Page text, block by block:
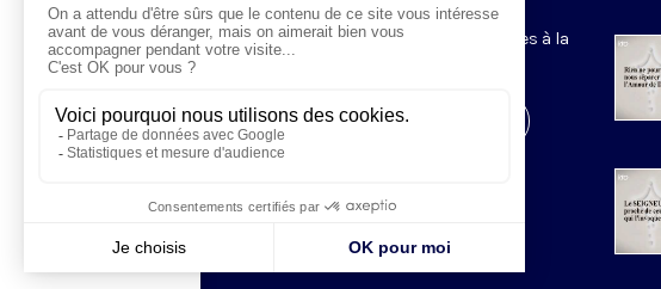
mercredi, la deuxième lecture ; jeudi,
l’Évangile ; vendredi, les quatre épisodes à la
Visiter la page de l'émission